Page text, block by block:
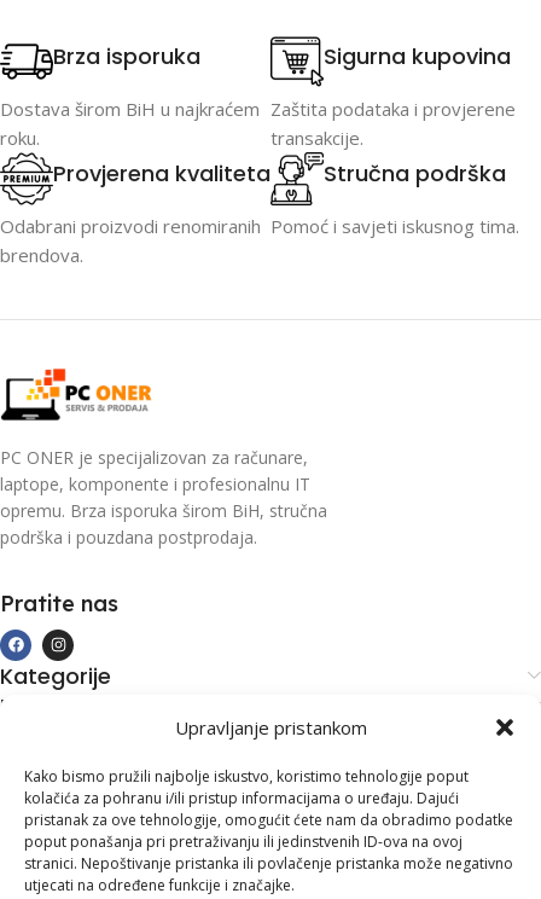
Upravljanje pristankom
Kako bismo pružili najbolje iskustvo, koristimo tehnologije poput
kolačića za pohranu i/ili pristup informacijama o uređaju. Dajući
pristanak za ove tehnologije, omogućit ćete nam da obradimo podatke
poput ponašanja pri pretraživanju ili jedinstvenih ID-ova na ovoj
stranici. Nepoštivanje pristanka ili povlačenje pristanka može negativno
utjecati na određene funkcije i značajke.
Brza isporuka
Dostava širom BiH u najkraćem
roku.
Sigurna kupovina
Zaštita podataka i provjerene
transakcije.
Provjerena kvaliteta
Odabrani proizvodi renomiranih
brendova.
Stručna podrška
Pomoć i savjeti iskusnog tima.
PC ONER je specijalizovan za računare,
laptope, komponente i profesionalnu IT
opremu. Brza isporuka širom BiH, stručna
podrška i pouzdana postprodaja.
Pratite nas
Kategorije
Kupovina i podrška
Kontakt informacije
Branilaca Bosne, 75 300 Lukavac
+387 35 555 999